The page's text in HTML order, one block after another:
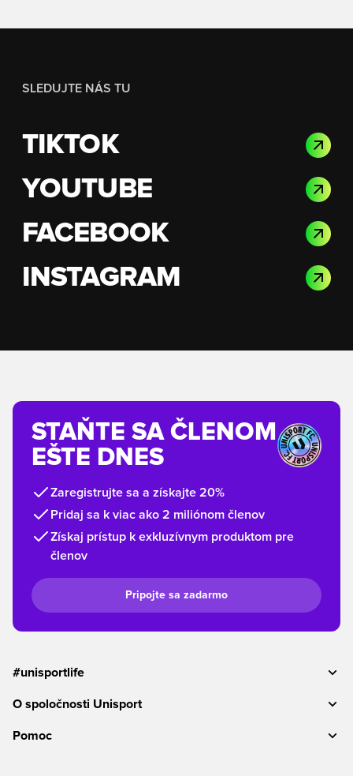
SLEDUJTE NÁS TU
TIKTOK
YOUTUBE
FACEBOOK
INSTAGRAM
STAŇTE SA ČLENOM
EŠTE DNES
Zaregistrujte sa a získajte 20%
Pridaj sa k viac ako 2 miliónom členov
Získaj prístup k exkluzívnym produktom pre
členov
Pripojte sa zadarmo
#unisportlife
O spoločnosti Unisport
Pomoc